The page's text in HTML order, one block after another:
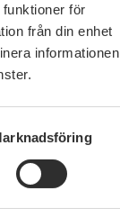
för
från din enhet
informationen